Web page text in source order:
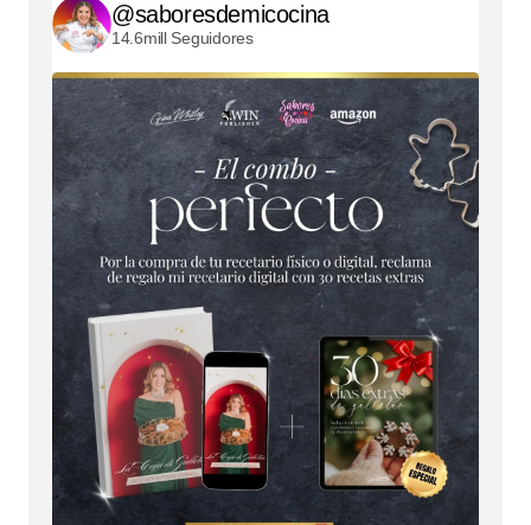
@saboresdemicocina
14.6mill Seguidores